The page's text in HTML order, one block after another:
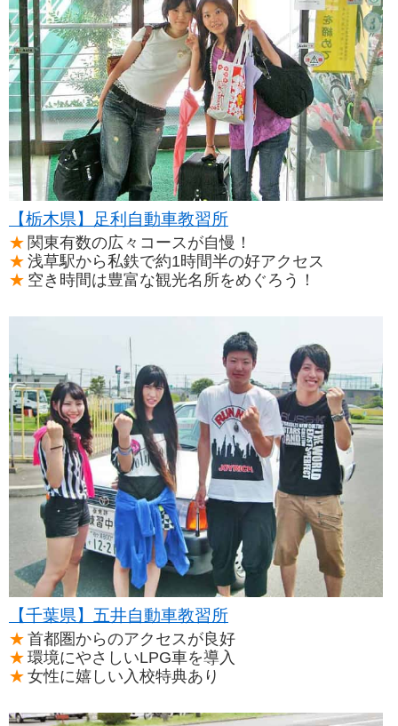
【栃木県】足利自動車教習所
関東有数の広々コースが自慢！
浅草駅から私鉄で約1時間半の好アクセス
空き時間は豊富な観光名所をめぐろう！
【千葉県】五井自動車教習所
首都圏からのアクセスが良好
環境にやさしいLPG車を導入
女性に嬉しい入校特典あり